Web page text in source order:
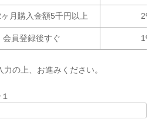
月購入金額5千円以上 2%
会員登録後すぐ 1%
の上、お進みください。